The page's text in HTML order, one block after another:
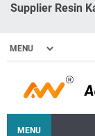
Supplier Resin
MENU